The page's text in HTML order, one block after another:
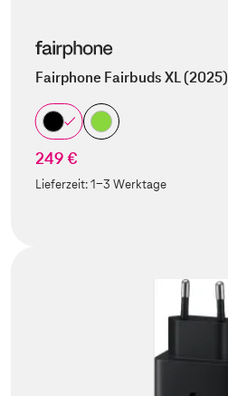
Fairphone Fairbuds XL (2025)
249 €
Lieferzeit:1-3 Werktage